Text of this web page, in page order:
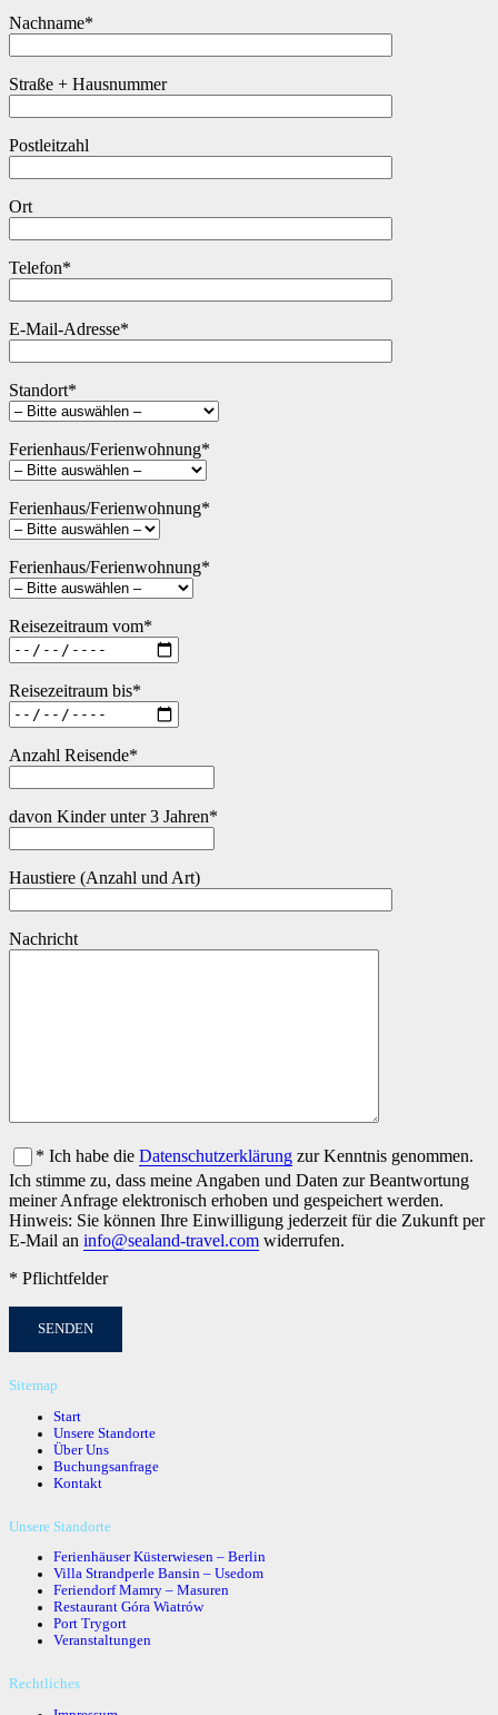
Nachname*
Straße + Hausnummer
Postleitzahl
Ort
Telefon*
E-Mail-Adresse*
Standort*
Ferienhaus/Ferienwohnung*
Ferienhaus/Ferienwohnung*
Ferienhaus/Ferienwohnung*
Reisezeitraum vom*
Reisezeitraum bis*
Anzahl Reisende*
davon Kinder unter 3 Jahren*
Haustiere (Anzahl und Art)
Nachricht
* Ich habe die Datenschutzerklärung zur Kenntnis genommen.
Ich stimme zu, dass meine Angaben und Daten zur Beantwortung
meiner Anfrage elektronisch erhoben und gespeichert werden.
Hinweis: Sie können Ihre Einwilligung jederzeit für die Zukunft per
E-Mail an info@sealand-travel.com widerrufen.
* Pflichtfelder
Sitemap
Start
Unsere Standorte
Über Uns
Buchungsanfrage
Kontakt
Unsere Standorte
Ferienhäuser Küsterwiesen – Berlin
Villa Strandperle Bansin – Usedom
Feriendorf Mamry – Masuren
Restaurant Góra Wiatrów
Port Trygort
Veranstaltungen
Rechtliches